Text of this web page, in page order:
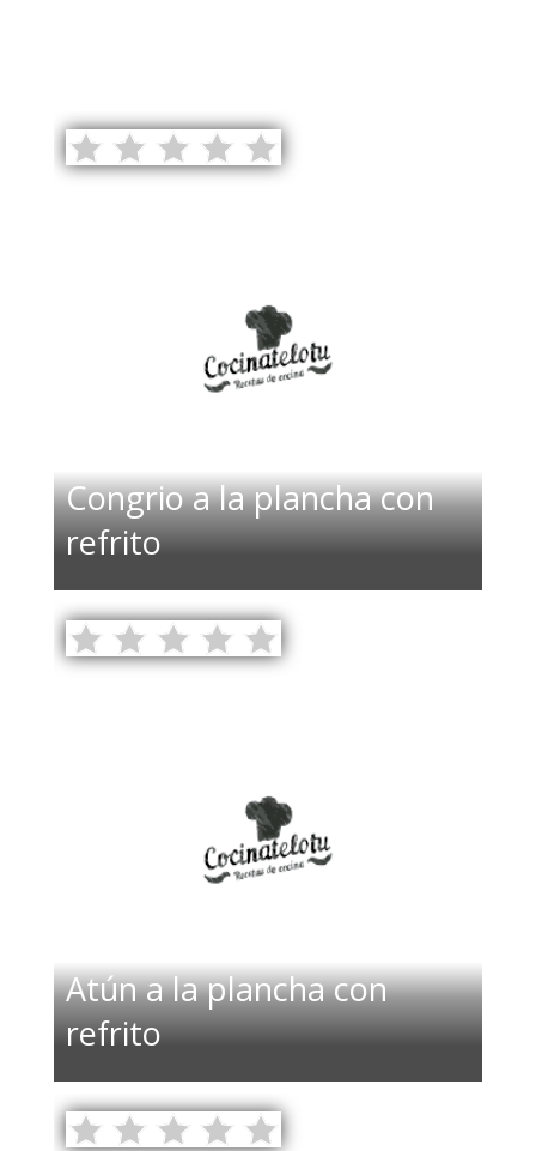
Congrio a la plancha con
refrito
Atún a la plancha con
refrito